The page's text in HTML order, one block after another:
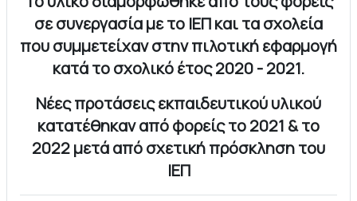
σε συνεργασία με το ΙΕΠ και τα σχολεία
που συμμετείχαν στην πιλοτική εφαρμογή
κατά το σχολικό έτος 2020 - 2021.
Νέες προτάσεις εκπαιδευτικού υλικού
κατατέθηκαν από φορείς το 2021 & το
2022 μετά από σχετική πρόσκληση του
ΙΕΠ